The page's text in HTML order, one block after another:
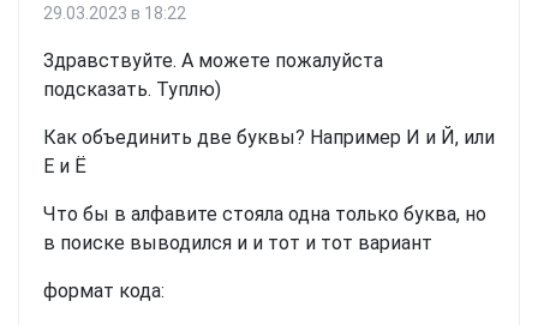
29.03.2023 в 18:22
Здравствуйте. А можете пожалуйста
подсказать. Туплю)
Как объединить две буквы? Например И и Й, или
Е и Ё
Что бы в алфавите стояла одна только буква, но
в поиске выводился и и тот и тот вариант
формат кода: